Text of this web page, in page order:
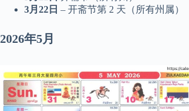
3月22日 – 开斋节第 2 天（所有州属）
2026年5月